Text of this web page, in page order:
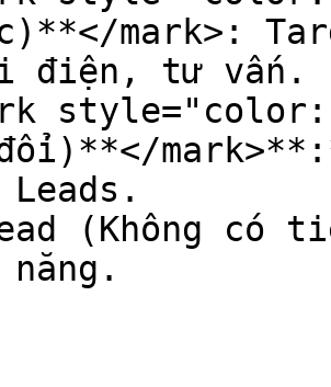
mark>:
điện, tư vấn.
(Không có